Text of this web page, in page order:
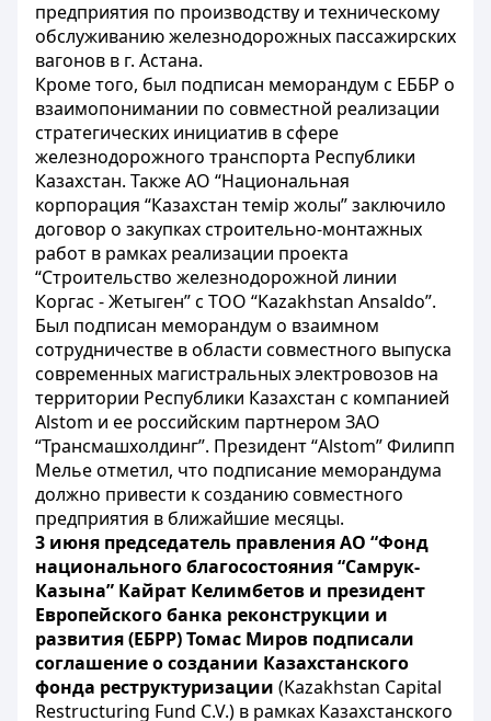
предприятия по производству и техническому
обслуживанию железнодорожных пассажирских
вагонов в г. Астана.
Кроме того, был подписан меморандум с ЕББР о
взаимопонимании по совместной реализации
стратегических инициатив в сфере
железнодорожного транспорта Республики
Казахстан. Также АО “Национальная
корпорация “Казахстан темір жолы” заключило
договор о закупках строительно-монтажных
работ в рамках реализации проекта
“Строительство железнодорожной линии
Коргас - Жетыген” с ТОО “Kazakhstan Ansaldo”.
Был подписан меморандум о взаимном
сотрудничестве в области совместного выпуска
современных магистральных электровозов на
территории Республики Казахстан с компанией
Alstom и ее российским партнером ЗАО
“Трансмашхолдинг”. Президент “Alstom” Филипп
Мелье отметил, что подписание меморандума
должно привести к созданию совместного
предприятия в ближайшие месяцы.
3 июня председатель правления АО “Фонд
национального благосостояния “Самрук-
Казына” Кайрат Келимбетов и президент
Европейского банка реконструкции и
развития (ЕБРР) Томас Миров подписали
соглашение о создании Казахстанского
фонда реструктуризации (Kazakhstan Capital
Restructuring Fund C.V.) в рамках Казахстанского